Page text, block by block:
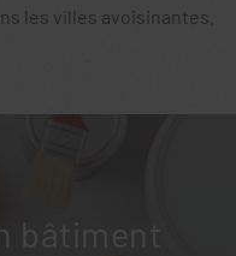
les villes avoisinantes.
bâtiment